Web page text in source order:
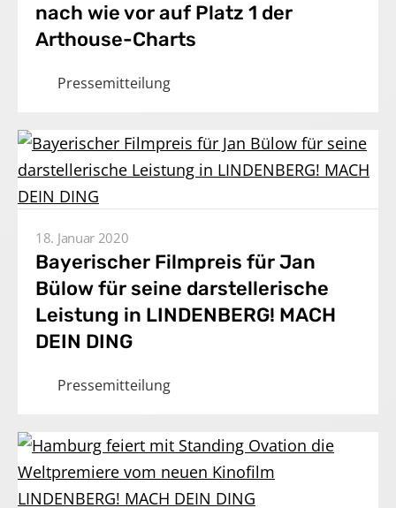
nach wie vor auf Platz 1 der
Arthouse-Charts
Pressemitteilung
18. Januar 2020
Bayerischer Filmpreis für Jan
Bülow für seine darstellerische
Leistung in LINDENBERG! MACH
DEIN DING
Pressemitteilung